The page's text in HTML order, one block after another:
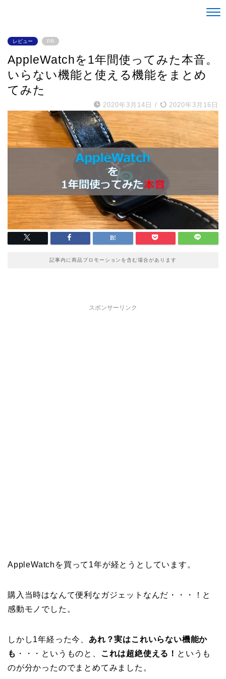
レビュー PR
AppleWatchを1年間使ってみた本音。
いらない機能と使える機能をまとめ
てみた
2020年3月14日 / 2020年3月16日
記事内に商品プロモーションを含む場合があります
スポンサーリンク
AppleWatchを買って1年が経とうとしています。
購入当時はなんて便利なガジェットなんだ・・・！と
感動モノでした。
しかし1年経った今、 あれ？実はこれいらない機能か
も ・・・というものと、 これは超絶使える！ というも
のが分かったのでまとめてみました。